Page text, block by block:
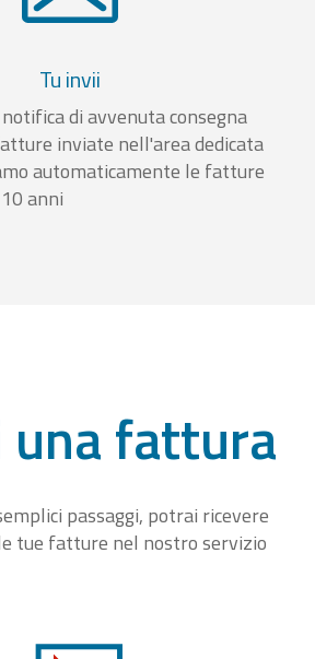
Tu invii
di avvenuta consegna
inviate nell'area dedicata
automaticamente le fatture
anni
una fattura
passaggi, potrai ricevere
tue fatture nel nostro servizio